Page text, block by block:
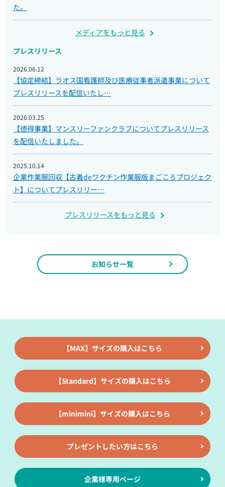
た。
メディアをもっと見る
プレスリリース
2026.06.12
【協定締結】ラオス国看護師及び医療従事者派遣事業について
プレスリリースを配信いたし…
2026.03.25
【徳得事業】マンスリーファンクラブについてプレスリリース
を配信いたしました。
2025.10.14
企業作業服回収【古着deワクチン作業服版まごころプロジェク
ト】についてプレスリリー…
プレスリリースをもっと見る
お知らせ一覧
【MAX】サイズの購入はこちら
【Standard】サイズの購入はこちら
【minimini】サイズの購入はこちら
プレゼントしたい方はこちら
企業様専用ページ